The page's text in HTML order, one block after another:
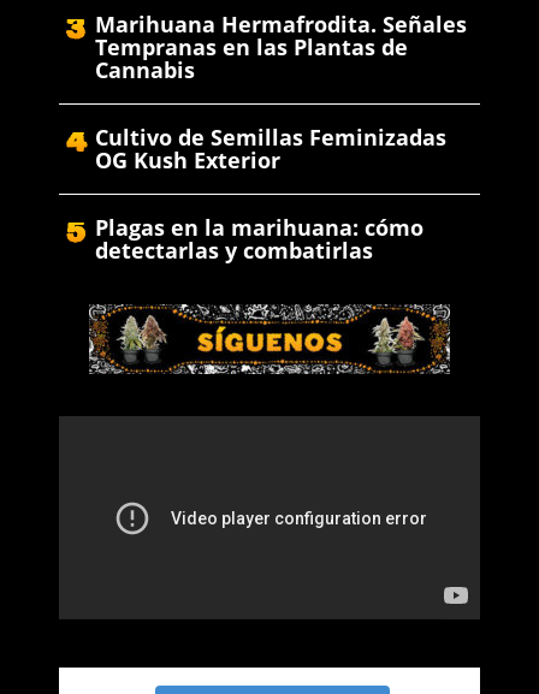
Marihuana Hermafrodita. Señales
Tempranas en las Plantas de
Cannabis
Cultivo de Semillas Feminizadas
OG Kush Exterior
Plagas en la marihuana: cómo
detectarlas y combatirlas